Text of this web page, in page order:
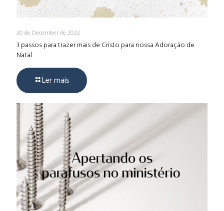
20 de December de 2022
3 passos para trazer mais de Cristo para nossa Adoração de
Natal
Ler mais